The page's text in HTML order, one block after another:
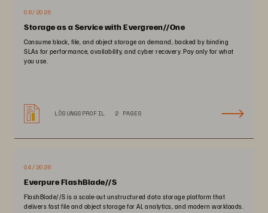
06/2026
Storage as a Service with Evergreen//One
Consume block, file, and object storage on demand, backed by binding
SLAs for performance, availability, and cyber recovery. Pay only for what
you use.
LÖSUNGSPROFIL 2 PAGES
04/2026
Everpure FlashBlade//S
FlashBlade//S is a scale-out unstructured data storage platform that
delivers fast file and object storage for AI, analytics, and modern workloads.